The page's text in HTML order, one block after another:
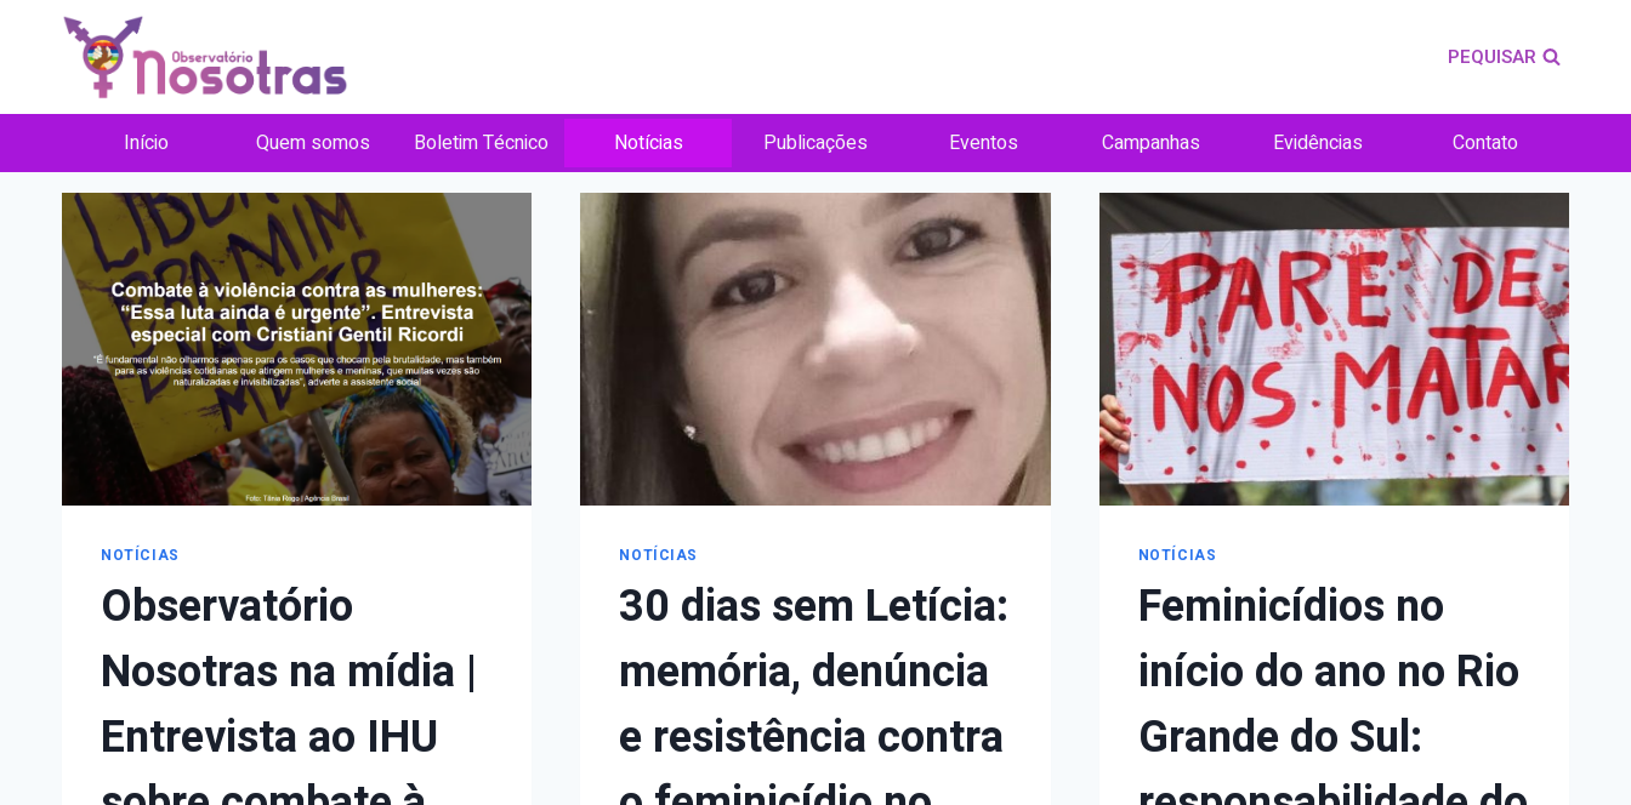
Conteúdo
PEQUISAR
Início Quem somos Boletim Técnico Notícias Publicações Eventos Campanhas Evidências Contato
Notícias
NOTÍCIAS
Observatório
Nosotras na mídia |
Entrevista ao IHU
NOTÍCIAS
30 dias sem Letícia:
memória, denúncia
e resistência contra
NOTÍCIAS
Feminicídios no
início do ano no Rio
Grande do Sul: